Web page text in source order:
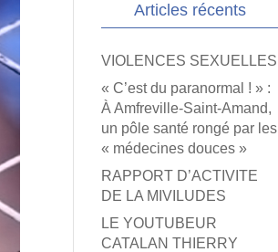
Articles récents
VIOLENCES SEXUELLES
« C’est du paranormal ! » :
À Amfreville-Saint-Amand,
un pôle santé rongé par les
« médecines douces »
RAPPORT D’ACTIVITE
DE LA MIVILUDES
LE YOUTUBEUR
CATALAN THIERRY